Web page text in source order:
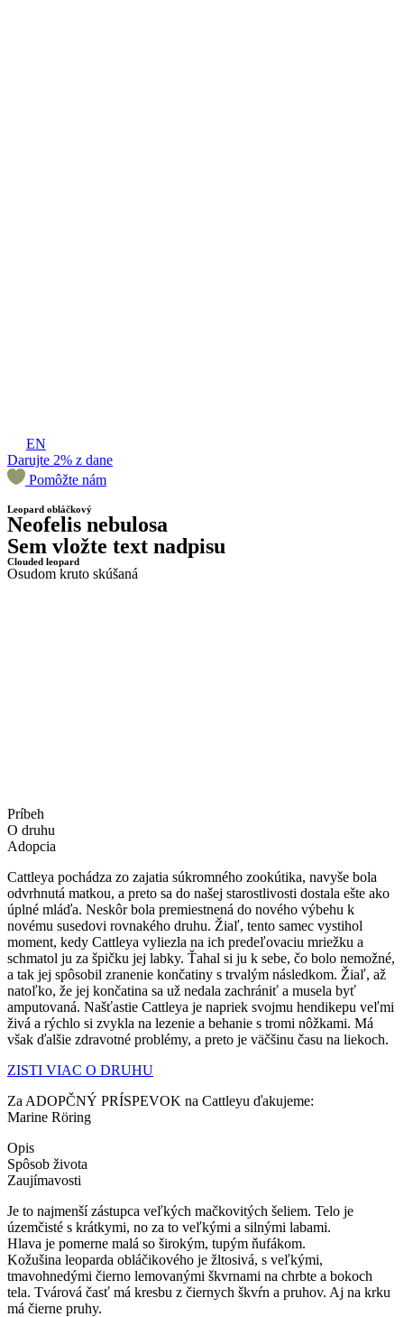
EN
Darujte 2% z dane
Pomôžte nám
Leopard obláčkový
Neofelis nebulosa
Sem vložte text nadpisu
Clouded leopard
Osudom kruto skúšaná
Príbeh
O druhu
Adopcia
Cattleya pochádza zo zajatia súkromného zookútika, navyše bola
odvrhnutá matkou, a preto sa do našej starostlivosti dostala ešte ako
úplné mláďa. Neskôr bola premiestnená do nového výbehu k
novému susedovi rovnakého druhu. Žiaľ, tento samec vystihol
moment, kedy Cattleya vyliezla na ich predeľovaciu mriežku a
schmatol ju za špičku jej labky. Ťahal si ju k sebe, čo bolo nemožné,
a tak jej spôsobil zranenie končatiny s trvalým následkom. Žiaľ, až
natoľko, že jej končatina sa už nedala zachrániť a musela byť
amputovaná. Našťastie Cattleya je napriek svojmu hendikepu veľmi
živá a rýchlo si zvykla na lezenie a behanie s tromi nôžkami. Má
však ďalšie zdravotné problémy, a preto je väčšinu času na liekoch.
ZISTI VIAC O DRUHU
Za ADOPČNÝ PRÍSPEVOK na Cattleyu ďakujeme:
Marine Röring
Opis
Spôsob života
Zaujímavosti
Je to najmenší zástupca veľkých mačkovitých šeliem. Telo je
územčisté s krátkymi, no za to veľkými a silnými labami.
Hlava je pomerne malá so širokým, tupým ňufákom.
Kožušina leoparda obláčikového je žltosivá, s veľkými,
tmavohnedými čierno lemovanými škvrnami na chrbte a bokoch
tela. Tvárová časť má kresbu z čiernych škvŕn a pruhov. Aj na krku
má čierne pruhy.